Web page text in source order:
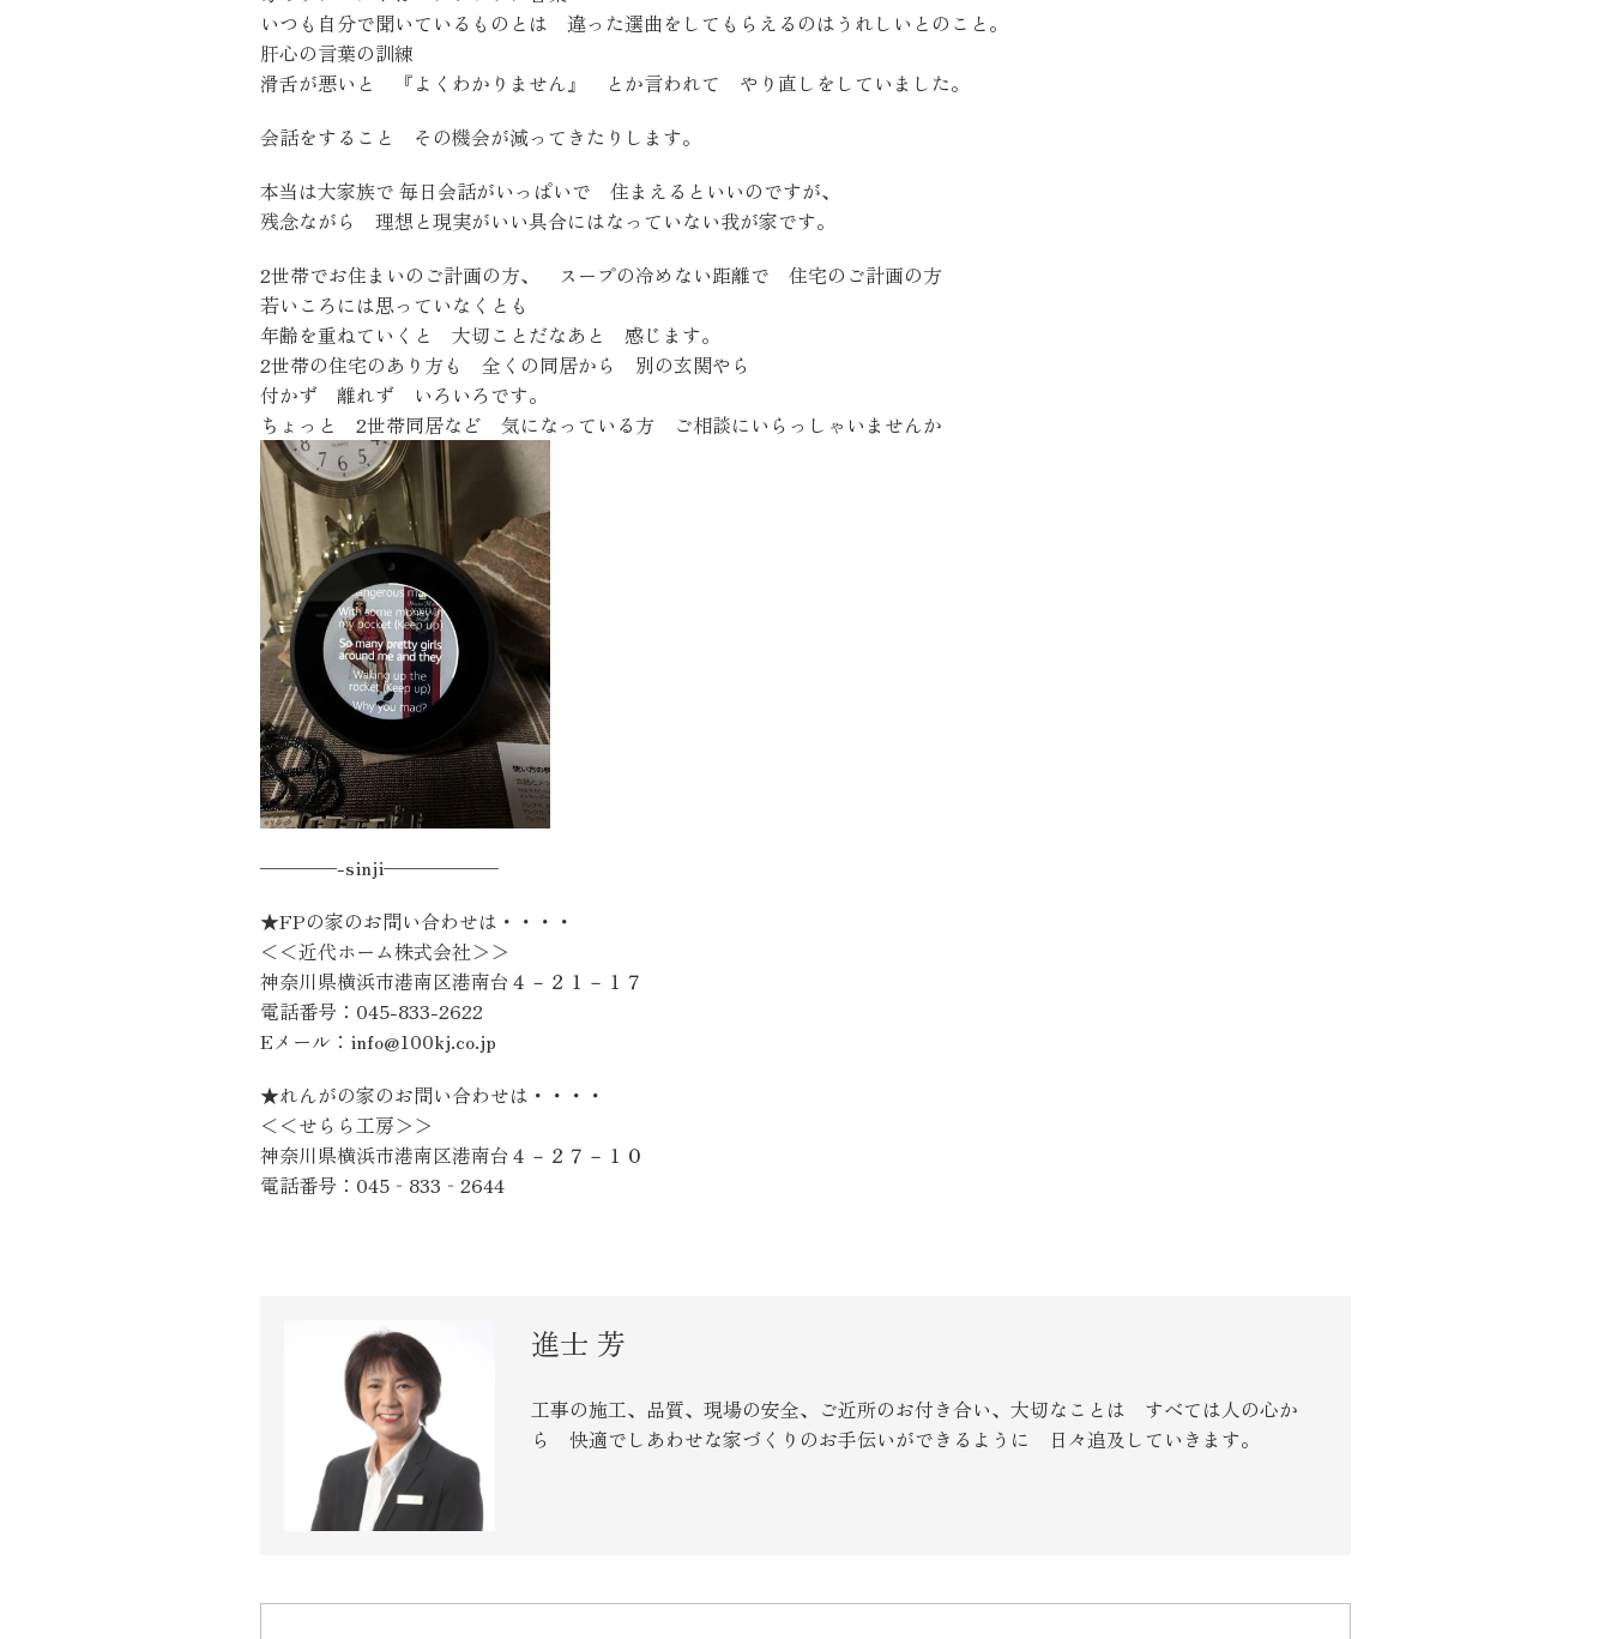
来場予約
いつも自分で聞いているものとは 違った選曲をしてもらえるのはうれしいとのこと。
肝心の言葉の訓練
滑舌が悪いと 『よくわかりません』 とか言われて やり直しをしていました。
会話をすること その機会が減ってきたりします。
本当は大家族で 毎日会話がいっぱいで 住まえるといいのですが、
残念ながら 理想と現実がいい具合にはなっていない我が家です。
2世帯でお住まいのご計画の方、 スープの冷めない距離で 住宅のご計画の方
若いころには思っていなくとも
年齢を重ねていくと 大切ことだなあと 感じます。
2世帯の住宅のあり方も 全くの同居から 別の玄関やら
付かず 離れず いろいろです。
ちょっと 2世帯同居など 気になっている方 ご相談にいらっしゃいませんか
————-sinji——————
★FPの家のお問い合わせは・・・・
＜＜近代ホーム株式会社＞＞
神奈川県横浜市港南区港南台４－２１－１７
電話番号：045-833-2622
Eメール：info@100kj.co.jp
★れんがの家のお問い合わせは・・・・
＜＜せらら工房＞＞
神奈川県横浜市港南区港南台４－２７－１０
電話番号：045‐833‐2644
進士 芳
工事の施工、品質、現場の安全、ご近所のお付き合い、大切なことは すべては人の心か
ら 快適でしあわせな家づくりのお手伝いができるように 日々追及していきます。